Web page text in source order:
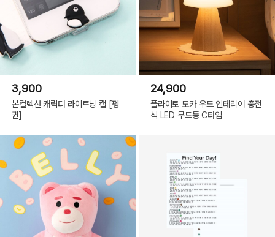
3,900
본컬렉션 캐릭터 라이트닝 캡 [펭
귄]
24,900
플라이토 모카 우드 인테리어 충전
식 LED 무드등 C타입